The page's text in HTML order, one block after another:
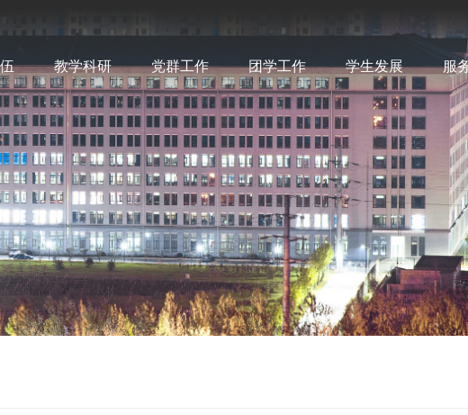
教学科研 党群工作 团学工作 学生发展 服